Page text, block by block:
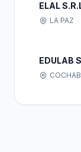
ELAL
LA PAZ
EDULAB